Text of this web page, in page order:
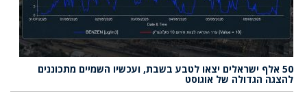
50 אלף ישראלים יצאו לטבע בשבת, ועכשיו השמיים מתכוננים
להצגה הגדולה של אוגוסט